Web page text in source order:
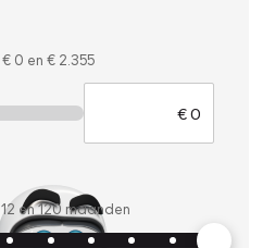
€ 0 en € 2.355
12 en120 maanden